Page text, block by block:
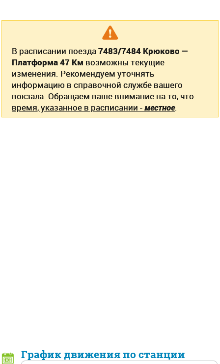
В расписании поезда7483/7484 Крюково —
Платформа 47 Км возможны текущие
изменения. Рекомендуем уточнять
информацию в справочной службе вашего
вокзала. Обращаем ваше внимание на то, что
время, указанное в расписании -местное.
График движения по станции